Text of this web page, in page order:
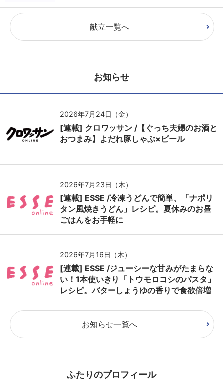
献立一覧へ
お知らせ
2026年7月24日（金）
[連載] クロワッサン /【ぐっち夫婦のお酒と
おつまみ】よだれ豚しゃぶ×ビール
2026年7月23日（木）
[連載] ESSE /冷凍うどんで簡単、「ナポリ
タン風焼きうどん」レシピ。夏休みのお昼
ごはんをお手軽に
2026年7月16日（木）
[連載] ESSE /ジューシーな甘みがたまらな
い！1本使いきり「トウモロコシのパスタ」
レシピ。バターしょうゆの香りで食欲倍増
お知らせ一覧へ
ふたりのプロフィール